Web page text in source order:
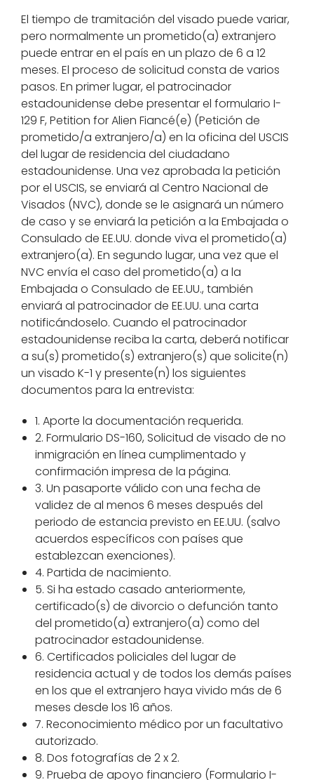
El tiempo de tramitación del visado puede variar,
pero normalmente un prometido(a) extranjero
puede entrar en el país en un plazo de 6 a 12
meses. El proceso de solicitud consta de varios
pasos. En primer lugar, el patrocinador
estadounidense debe presentar el formulario I-
129 F, Petition for Alien Fiancé(e) (Petición de
prometido/a extranjero/a) en la oficina del USCIS
del lugar de residencia del ciudadano
estadounidense. Una vez aprobada la petición
por el USCIS, se enviará al Centro Nacional de
Visados (NVC), donde se le asignará un número
de caso y se enviará la petición a la Embajada o
Consulado de EE.UU. donde viva el prometido(a)
extranjero(a). En segundo lugar, una vez que el
NVC envía el caso del prometido(a) a la
Embajada o Consulado de EE.UU., también
enviará al patrocinador de EE.UU. una carta
notificándoselo. Cuando el patrocinador
estadounidense reciba la carta, deberá notificar
a su(s) prometido(s) extranjero(s) que solicite(n)
un visado K-1 y presente(n) los siguientes
documentos para la entrevista:
1. Aporte la documentación requerida.
2. Formulario DS-160, Solicitud de visado de no
inmigración en línea cumplimentado y
confirmación impresa de la página.
3. Un pasaporte válido con una fecha de
validez de al menos 6 meses después del
periodo de estancia previsto en EE.UU. (salvo
acuerdos específicos con países que
establezcan exenciones).
4. Partida de nacimiento.
5. Si ha estado casado anteriormente,
certificado(s) de divorcio o defunción tanto
del prometido(a) extranjero(a) como del
patrocinador estadounidense.
6. Certificados policiales del lugar de
residencia actual y de todos los demás países
en los que el extranjero haya vivido más de 6
meses desde los 16 años.
7. Reconocimiento médico por un facultativo
autorizado.
8. Dos fotografías de 2 x 2.
9. Prueba de apoyo financiero (Formulario I-